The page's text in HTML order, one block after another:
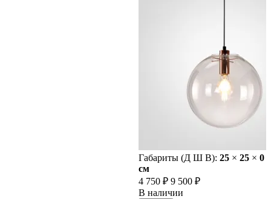
Габариты (Д Ш В): 25 × 25 × 0
cм
4 750 ₽ 9 500 ₽
В наличии